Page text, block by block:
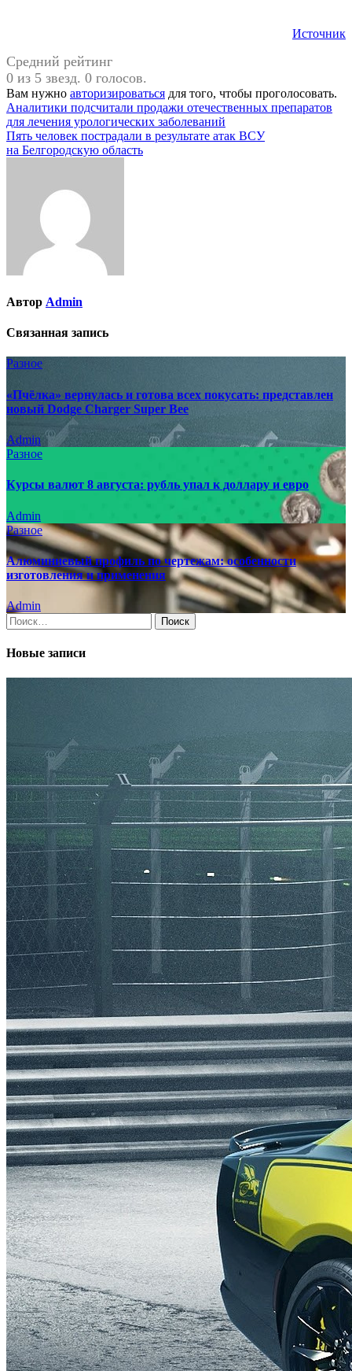
Источник
Средний рейтинг
0 из 5 звезд. 0 голосов.
Вам нужно авторизироваться для того, чтобы проголосовать.
Навигация
по
записям
Аналитики подсчитали продажи отечественных препаратов
для лечения урологических заболеваний
Пять человек пострадали в результате атак ВСУ
на Белгородскую область
Автор Admin
Связанная запись
Разное
«Пчёлка» вернулась и готова всех покусать: представлен
новый Dodge Charger Super Bee
Admin
Разное
Курсы валют 8 августа: рубль упал к доллару и евро
Admin
Разное
Алюминиевый профиль по чертежам: особенности
изготовления и применения
Admin
Найти:
Новые записи